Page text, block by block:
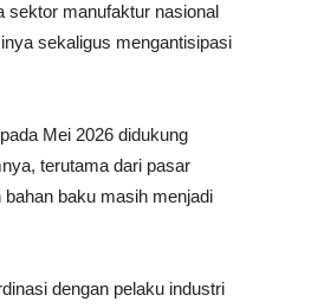
sektor manufaktur nasional
sekaligus mengantisipasi
Mei 2026 didukung
terutama dari pasar
baku masih menjadi
dengan pelaku industri